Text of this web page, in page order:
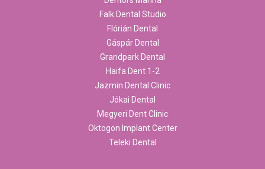
Falk Dental Studio
Flórián Dental
Gáspár Dental
Grandpark Dental
Haifa Dent 1-2
Jazmin Dental Clinic
Jókai Dental
Megyeri Dent Clinic
Oktogon Implant Center
Teleki Dental